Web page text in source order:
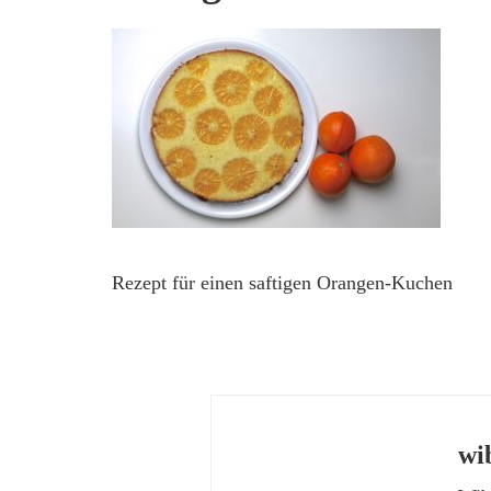
Rezept für einen saftigen Orangen-Kuchen